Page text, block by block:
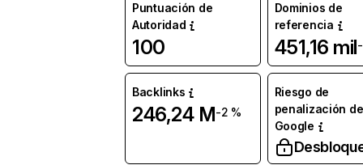
Puntuación de
Autoridad
100
Dominios de
referencia
451,16 mil
Backlinks
246,24 M-2 %
Riesgo de
penalización de
Google